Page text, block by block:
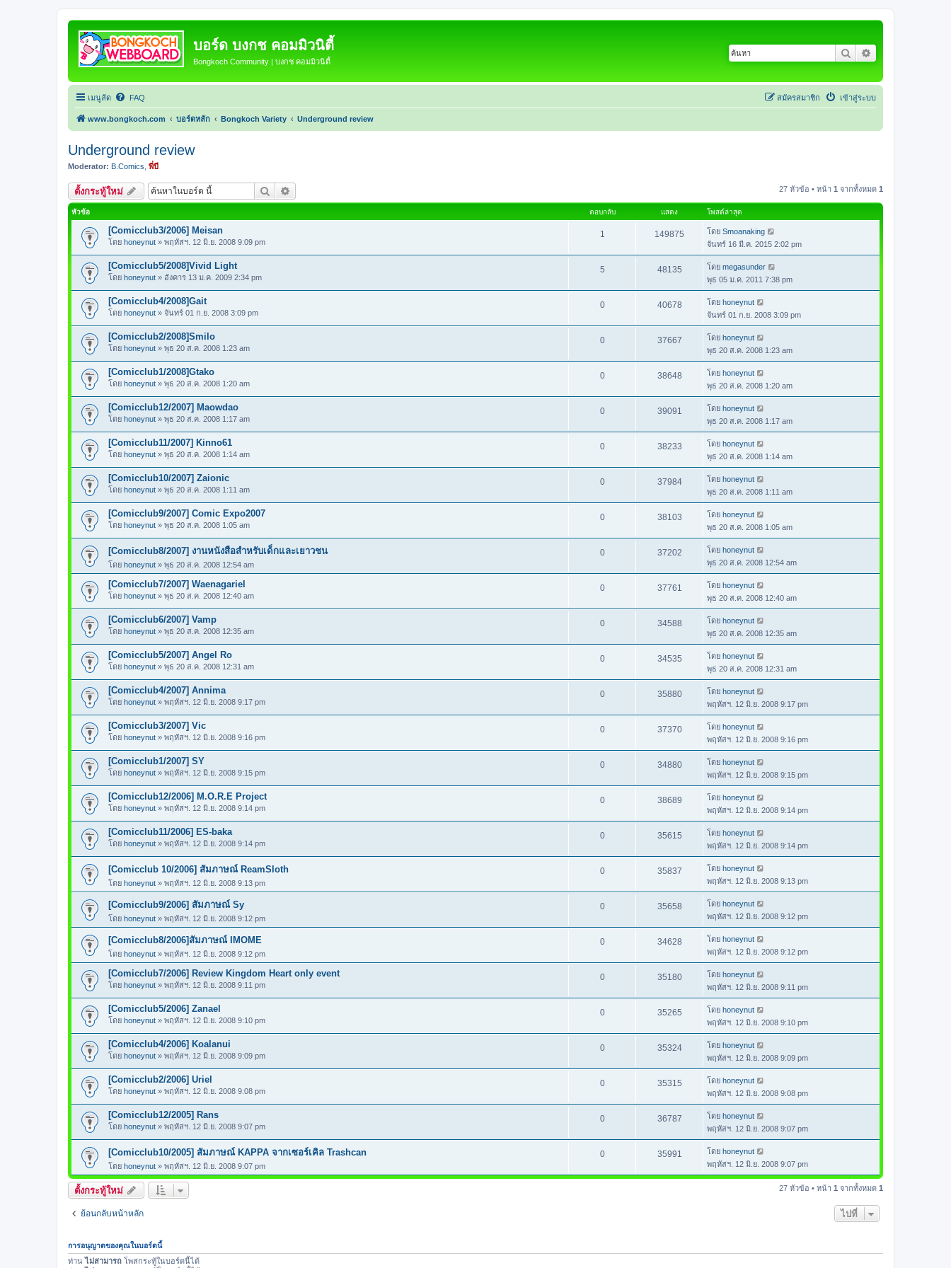
บอร์ด บงกช คอมมิวนิตี้
Bongkoch Community | บงกช คอมมิวนิตี้
ค้นหา
เมนูลัด FAQ เข้าสู่ระบบ
สมัครสมาชิก
www.bongkoch.com บอร์ดหลัก Bongkoch Variety Underground review
Underground review
Moderator: B.Comics พี่บี
ตั้งกระทู้ใหม่ ค้นหา 27 หัวข้อ • หน้า 1 จากทั้งหมด 1
หัวข้อ ตอบกลับ แสดง โพสต์ล่าสุด
[Comicclub3/2006] Meisan
โดย honeynut » พฤหัสฯ. 12 มิ.ย. 2008 9:09 pm
1 149875 โดย Smoanaking
จันทร์ 16 มี.ค. 2015 2:02 pm
[Comicclub5/2008]Vivid Light
โดย honeynut » อังคาร 13 ม.ค. 2009 2:34 pm
5 48135 โดย megasunder
พุธ 05 ม.ค. 2011 7:38 pm
[Comicclub4/2008]Gait
โดย honeynut » จันทร์ 01 ก.ย. 2008 3:09 pm
0 40678 โดย honeynut
จันทร์ 01 ก.ย. 2008 3:09 pm
[Comicclub2/2008]Smilo
โดย honeynut » พุธ 20 ส.ค. 2008 1:23 am
0 37667 โดย honeynut
พุธ 20 ส.ค. 2008 1:23 am
[Comicclub1/2008]Gtako
โดย honeynut » พุธ 20 ส.ค. 2008 1:20 am
0 38648 โดย honeynut
พุธ 20 ส.ค. 2008 1:20 am
[Comicclub12/2007] Maowdao
โดย honeynut » พุธ 20 ส.ค. 2008 1:17 am
0 39091 โดย honeynut
พุธ 20 ส.ค. 2008 1:17 am
[Comicclub11/2007] Kinno61
โดย honeynut » พุธ 20 ส.ค. 2008 1:14 am
0 38233 โดย honeynut
พุธ 20 ส.ค. 2008 1:14 am
[Comicclub10/2007] Zaionic
โดย honeynut » พุธ 20 ส.ค. 2008 1:11 am
0 37984 โดย honeynut
พุธ 20 ส.ค. 2008 1:11 am
[Comicclub9/2007] Comic Expo2007
โดย honeynut » พุธ 20 ส.ค. 2008 1:05 am
0 38103 โดย honeynut
พุธ 20 ส.ค. 2008 1:05 am
[Comicclub8/2007] งานหนังสือสำหรับเด็กและเยาวชน
โดย honeynut » พุธ 20 ส.ค. 2008 12:54 am
0 37202 โดย honeynut
พุธ 20 ส.ค. 2008 12:54 am
[Comicclub7/2007] Waenagariel
โดย honeynut » พุธ 20 ส.ค. 2008 12:40 am
0 37761 โดย honeynut
พุธ 20 ส.ค. 2008 12:40 am
[Comicclub6/2007] Vamp
โดย honeynut » พุธ 20 ส.ค. 2008 12:35 am
0 34588 โดย honeynut
พุธ 20 ส.ค. 2008 12:35 am
[Comicclub5/2007] Angel Ro
โดย honeynut » พุธ 20 ส.ค. 2008 12:31 am
0 34535 โดย honeynut
พุธ 20 ส.ค. 2008 12:31 am
[Comicclub4/2007] Annima
โดย honeynut » พฤหัสฯ. 12 มิ.ย. 2008 9:17 pm
0 35880 โดย honeynut
พฤหัสฯ. 12 มิ.ย. 2008 9:17 pm
[Comicclub3/2007] Vic
โดย honeynut » พฤหัสฯ. 12 มิ.ย. 2008 9:16 pm
0 37370 โดย honeynut
พฤหัสฯ. 12 มิ.ย. 2008 9:16 pm
[Comicclub1/2007] SY
โดย honeynut » พฤหัสฯ. 12 มิ.ย. 2008 9:15 pm
0 34880 โดย honeynut
พฤหัสฯ. 12 มิ.ย. 2008 9:15 pm
[Comicclub12/2006] M.O.R.E Project
โดย honeynut » พฤหัสฯ. 12 มิ.ย. 2008 9:14 pm
0 38689 โดย honeynut
พฤหัสฯ. 12 มิ.ย. 2008 9:14 pm
[Comicclub11/2006] ES-baka
โดย honeynut » พฤหัสฯ. 12 มิ.ย. 2008 9:14 pm
0 35615 โดย honeynut
พฤหัสฯ. 12 มิ.ย. 2008 9:14 pm
[Comicclub 10/2006] สัมภาษณ์ ReamSloth
โดย honeynut » พฤหัสฯ. 12 มิ.ย. 2008 9:13 pm
0 35837 โดย honeynut
พฤหัสฯ. 12 มิ.ย. 2008 9:13 pm
[Comicclub9/2006] สัมภาษณ์ Sy
โดย honeynut » พฤหัสฯ. 12 มิ.ย. 2008 9:12 pm
0 35658 โดย honeynut
พฤหัสฯ. 12 มิ.ย. 2008 9:12 pm
[Comicclub8/2006]สัมภาษณ์ IMOME
โดย honeynut » พฤหัสฯ. 12 มิ.ย. 2008 9:12 pm
0 34628 โดย honeynut
พฤหัสฯ. 12 มิ.ย. 2008 9:12 pm
[Comicclub7/2006] Review Kingdom Heart only event
โดย honeynut » พฤหัสฯ. 12 มิ.ย. 2008 9:11 pm
0 35180 โดย honeynut
พฤหัสฯ. 12 มิ.ย. 2008 9:11 pm
[Comicclub5/2006] Zanael
โดย honeynut » พฤหัสฯ. 12 มิ.ย. 2008 9:10 pm
0 35265 โดย honeynut
พฤหัสฯ. 12 มิ.ย. 2008 9:10 pm
[Comicclub4/2006] Koalanui
โดย honeynut » พฤหัสฯ. 12 มิ.ย. 2008 9:09 pm
0 35324 โดย honeynut
พฤหัสฯ. 12 มิ.ย. 2008 9:09 pm
[Comicclub2/2006] Uriel
โดย honeynut » พฤหัสฯ. 12 มิ.ย. 2008 9:08 pm
0 35315 โดย honeynut
พฤหัสฯ. 12 มิ.ย. 2008 9:08 pm
[Comicclub12/2005] Rans
โดย honeynut » พฤหัสฯ. 12 มิ.ย. 2008 9:07 pm
0 36787 โดย honeynut
พฤหัสฯ. 12 มิ.ย. 2008 9:07 pm
[Comicclub10/2005] สัมภาษณ์ KAPPA จากเซอร์เคิล Trashcan
โดย honeynut » พฤหัสฯ. 12 มิ.ย. 2008 9:07 pm
0 35991 โดย honeynut
พฤหัสฯ. 12 มิ.ย. 2008 9:07 pm
ตั้งกระทู้ใหม่ 27 หัวข้อ • หน้า 1 จากทั้งหมด 1
ย้อนกลับหน้าหลัก ไปที่
การอนุญาตของคุณในบอร์ดนี้
ท่านไม่สามารถ โพสกระทู้ในบอร์ดนี้ได้